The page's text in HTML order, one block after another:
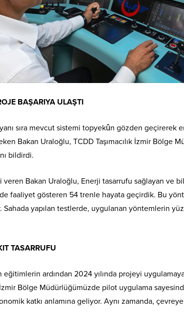
BAŞARIYA ULAŞTI
sıra mevcut sistemi topyekûn gözden geçirerek
Bakan Uraloğlu, TCDD Taşımacılık İzmir
bildirdi.
veren Bakan Uraloğlu, Enerji tasarrufu sağlayan ve
faaliyet gösteren 54 trenle hayata geçirdik. Bu
Sahada yapılan testlerde, uygulanan yöntemlerin
TASARRUFU
ardından 2024 yılında projeyi
İzmir Bölge Müdürlüğümüzde pilot uygulama
katkı anlamına geliyor. Aynı zamanda,